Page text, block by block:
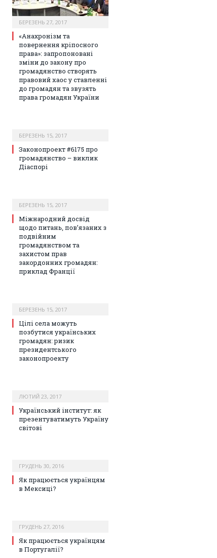
БЕРЕЗЕНЬ 27, 2017
«Анахронізм та
повернення кріпосного
права»: запропоновані
зміни до закону про
громадянство створять
правовий хаос у ставленні
до громадян та звузять
права громадян України
БЕРЕЗЕНЬ 15, 2017
Законопроект #6175 про
громадянство – виклик
Діаспорі
БЕРЕЗЕНЬ 15, 2017
Mіжнародний досвід
щодо питань, пов’язаних з
подвійним
громадянством та
захистом прав
закордонних громадян:
приклад Франції
БЕРЕЗЕНЬ 15, 2017
Цілі села можуть
позбутися українських
громадян: ризик
президентського
законопроекту
ЛЮТИЙ 23, 2017
Український інститут: як
презентуватимуть Україну
світові
ГРУДЕНЬ 30, 2016
Як працюється українцям
в Мексиці?
ГРУДЕНЬ 27, 2016
Як працюється українцям
в Португалії?